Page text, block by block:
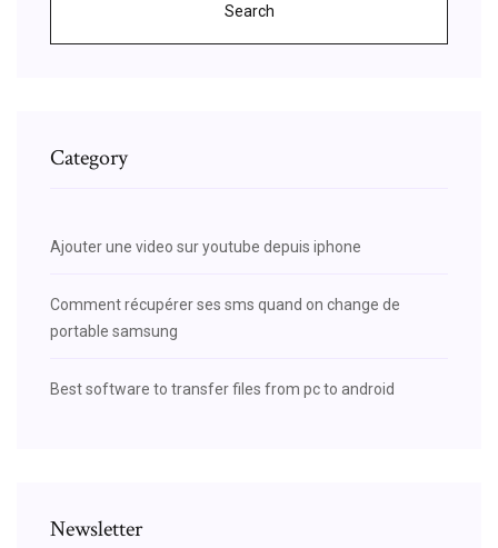
Search
Category
Ajouter une video sur youtube depuis iphone
Comment récupérer ses sms quand on change de
portable samsung
Best software to transfer files from pc to android
Newsletter